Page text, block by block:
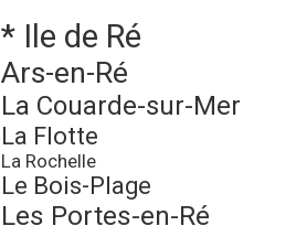
* Ile de Ré
Ars-en-Ré
La Couarde-sur-Mer
La Flotte
La Rochelle
Le Bois-Plage
Les Portes-en-Ré